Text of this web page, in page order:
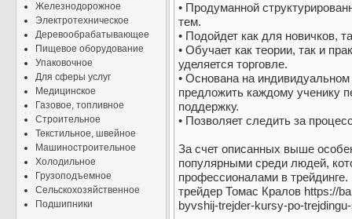
Железнодорожное
Электротехническое
Деревообрабатывающее
Пищевое оборудование
Упаковочное
Для сферы услуг
Медицинское
Газовое, топливное
Строительное
Текстильное, швейное
Машиностроительное
Холодильное
Грузоподъемное
Сельскохозяйственное
Подшипники
• Продуманной
тем.
• Подойдет как для новичков,
• Обучает как теории, так и
уделяется торговле.
• Основана на
предложить каждому ученику
поддержку.
• Позволяет следить за
За счет описанных выше
популярными среди людей,
профессионалами в
трейдер Томас Кралов https://
byvshij-trejder-kursy-po-